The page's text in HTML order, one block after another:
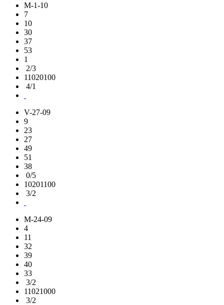
M-1-10
7
10
30
37
53
1
2/3
11020100
4/1
V-27-09
9
23
27
49
51
38
0/5
10201100
3/2
M-24-09
4
11
32
39
40
33
3/2
11021000
3/2